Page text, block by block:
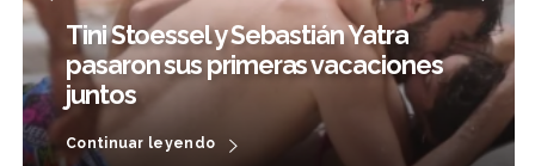
Tini hará dos shows en el
Continuar leyendo